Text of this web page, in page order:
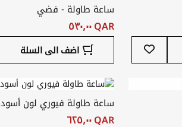
أضف
إلى
قائمة
ساعة طاولة - فضي
QAR ‏٥٣٠٫٠٠
اضف الى السلة
ساعة طاولة فيوري لون أسود
QAR ‏٦٢٥٫٠٠